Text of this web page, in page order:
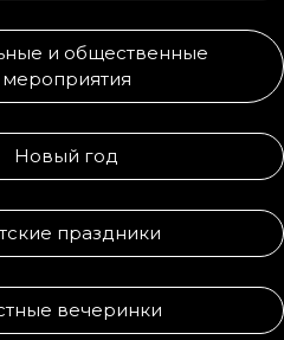
и общественные
мероприятия
Новый год
праздники
вечеринки